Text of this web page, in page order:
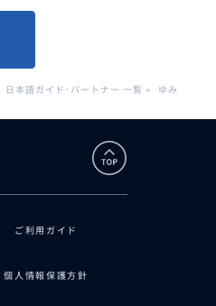
日本語ガイド･パートナー 一覧 > ゆみ
ご利用ガイド
個人情報保護方針